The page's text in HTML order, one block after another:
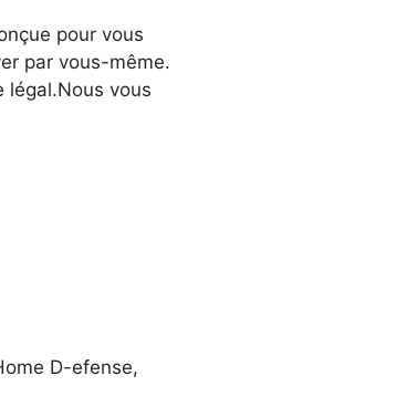
pour vous
par vous-même.
légal.Nous vous
D-efense,